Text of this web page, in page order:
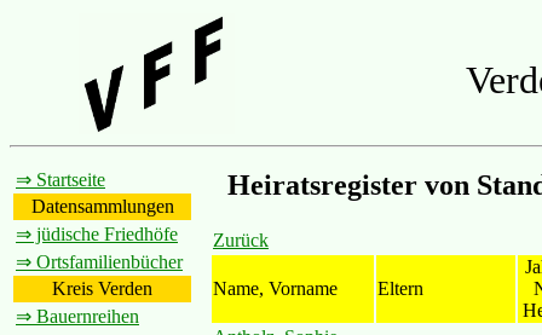
⇒ Startseite
Datensammlungen
⇒ jüdische Friedhöfe
⇒ Ortsfamilienbücher
Kreis Verden
⇒ Bauernreihen
Heiratsregister von
Zurück
Name, Vorname Eltern